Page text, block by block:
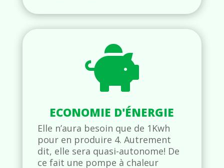

ECONOMIE D'ÉNERGIE
Elle n’aura besoin que de 1Kwh
pour en produire 4. Autrement
dit, elle sera quasi-autonome! De
ce fait une pompe à chaleur